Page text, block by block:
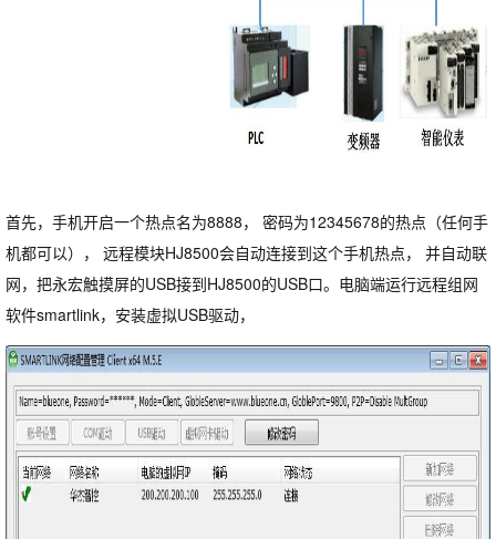
首先，手机开启一个热点名为8888， 密码为12345678的热点（任何手
机都可以）， 远程模块HJ8500会自动连接到这个手机热点， 并自动联
网，把永宏触摸屏的USB接到HJ8500的USB口。电脑端运行远程组网
软件smartlink，安装虚拟USB驱动，